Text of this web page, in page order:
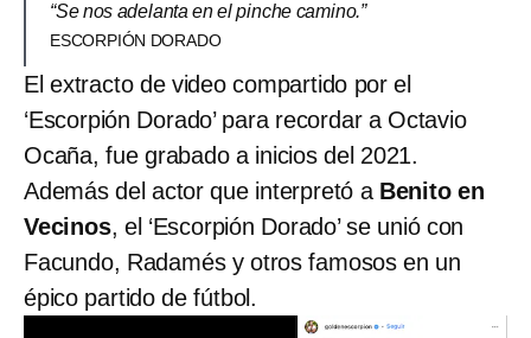
“Se nos adelanta en el pinche camino.”
ESCORPIÓN DORADO
El extracto de video compartido por el
‘Escorpión Dorado’ para recordar a Octavio
Ocaña, fue grabado a inicios del 2021.
Además del actor que interpretó a Benito en
Vecinos, el ‘Escorpión Dorado’ se unió con
Facundo, Radamés y otros famosos en un
épico partido de fútbol.